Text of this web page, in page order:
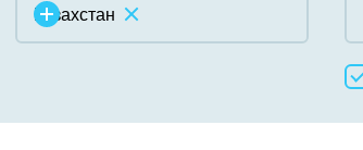
Казахстан